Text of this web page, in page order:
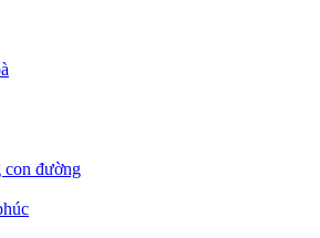
con đường